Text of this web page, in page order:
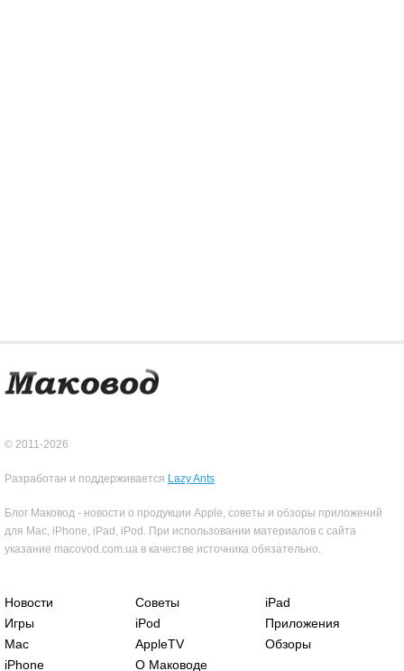
© 2011-2026
Разработан и поддерживается Lazy Ants
Блог Маковод - новости о продукции Apple, советы и обзоры приложений
для Mac, iPhone, iPad, iPod. При использовании материалов с сайта
указание macovod.com.ua в качестве источника обязательно.
Новости Советы
iPad
Игры
iPod
Приложения
Mac
AppleTV
Обзоры
iPhone
О Маководе